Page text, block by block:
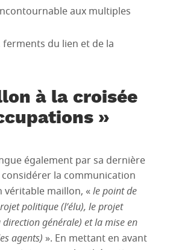
aux multiples
ferments du lien et de la
à la croisée
»
également par sa dernière
la communication
maillon, «le point de
politique (l’élu), le projet
générale) et la mise en
agents) ». En mettant en avant